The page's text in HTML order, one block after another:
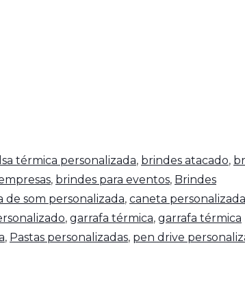
térmica personalizada, brindes atacado,
, brindes para eventos, Brindes
de som personalizada, caneta personalizada
, garrafa térmica, garrafa térmica
, Pastas personalizadas, pen drive